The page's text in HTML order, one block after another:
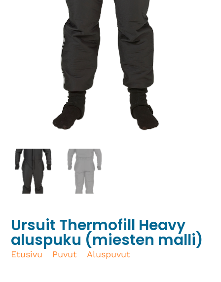
Ursuit Thermofill Heavy
aluspuku (miesten malli)
Etusivu Puvut Aluspuvut